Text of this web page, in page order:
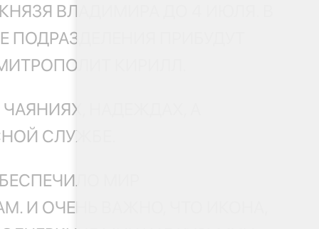
ВЛАДИМИРА ДО 4 ИЮЛЯ. В
ПРИБУДУТ
КИРИЛЛ.
НАДЕЖДАХ, А
СЛУЖБЕ.
МИР
И ОЧЕНЬ ВАЖНО, ЧТО ИКОНА,